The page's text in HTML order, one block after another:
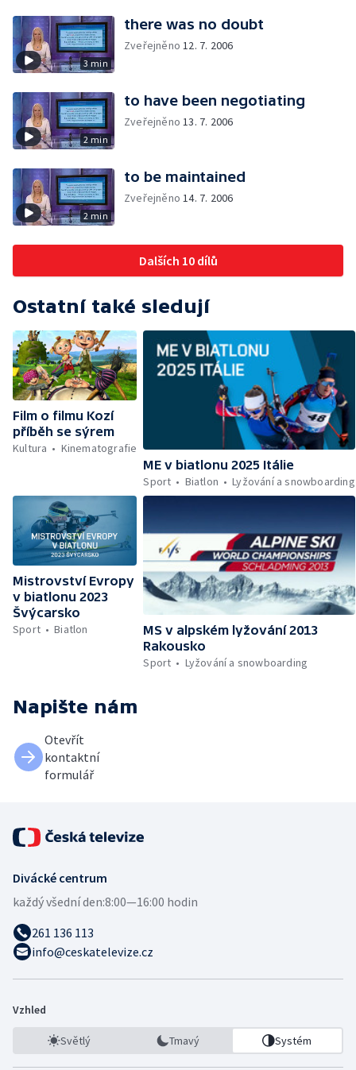
3 min
there was no doubt
Zveřejněno12. 7. 2006
2 min
to have been negotiating
Zveřejněno13. 7. 2006
2 min
to be maintained
Zveřejněno14. 7. 2006
Dalších 10 dílů
Ostatní také sledují
Film o filmu Kozí
příběh se sýrem
Kultura
Kinematografie
ME v biatlonu 2025 Itálie
Sport
Biatlon Lyžování a snowboarding
Mistrovství Evropy
v biatlonu 2023
Švýcarsko
Sport
Biatlon
MS v alpském lyžování 2013
Rakousko
Sport
Lyžování a snowboarding
Napište nám
Otevřít
kontaktní
formulář
Divácké centrum
každý všední den:8:00—16:00 hodin
261 136 113
info@ceskatelevize.cz
Vzhled
Světlý Tmavý Systém